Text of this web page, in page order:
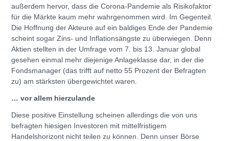
außerdem hervor, dass die Corona-Pandemie als Risikofaktor
für die Märkte kaum mehr wahrgenommen wird. Im Gegenteil.
Die Hoffnung der Akteure auf ein baldiges Ende der Pandemie
scheint sogar Zins- und Inflationsängste zu überwiegen. Denn
Aktien stellten in der Umfrage vom 7. bis 13. Januar global
gesehen einmal mehr diejenige Anlageklasse dar, in der die
Fondsmanager (das trifft auf netto 55 Prozent der Befragten
zu) am stärksten übergewichtet waren.
… vor allem hierzulande
Diese positive Einstellung scheinen allerdings die von uns
befragten hiesigen Investoren mit mittelfristigem
Handelshorizont nicht teilen zu können. Denn unser Börse